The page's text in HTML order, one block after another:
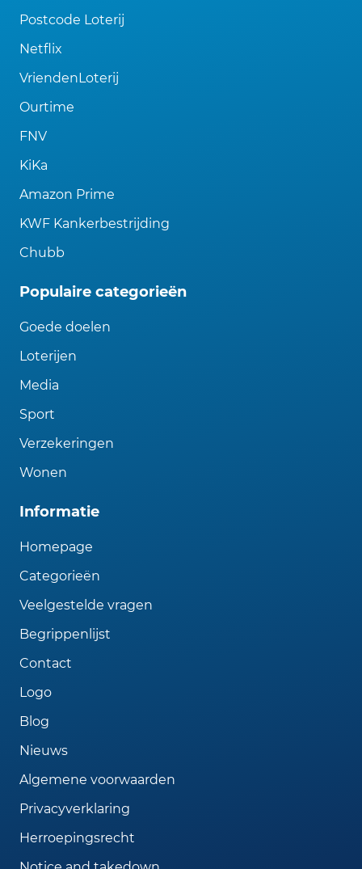
Postcode Loterij
Netflix
VriendenLoterij
Ourtime
FNV
KiKa
Amazon Prime
KWF Kankerbestrijding
Chubb
Populaire categorieën
Goede doelen
Loterijen
Media
Sport
Verzekeringen
Wonen
Informatie
Homepage
Categorieën
Veelgestelde vragen
Begrippenlijst
Contact
Logo
Blog
Nieuws
Algemene voorwaarden
Privacyverklaring
Herroepingsrecht